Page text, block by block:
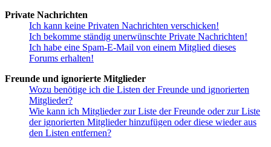
Private Nachrichten
Ich kann keine Privaten Nachrichten verschicken!
Ich bekomme ständig unerwünschte Private Nachrichten!
Ich habe eine Spam-E-Mail von einem Mitglied dieses
Forums erhalten!
Freunde und ignorierte Mitglieder
Wozu benötige ich die Listen der Freunde und ignorierten
Mitglieder?
Wie kann ich Mitglieder zur Liste der Freunde oder zur Liste
der ignorierten Mitglieder hinzufügen oder diese wieder aus
den Listen entfernen?